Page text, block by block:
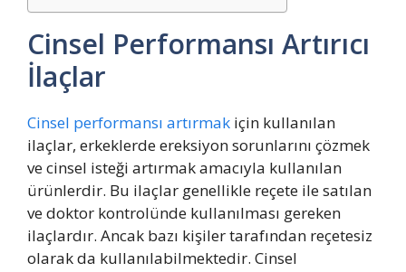
Cinsel Performansı Artırıcı
İlaçlar
Cinsel performansı artırmak için kullanılan
ilaçlar, erkeklerde ereksiyon sorunlarını çözmek
ve cinsel isteği artırmak amacıyla kullanılan
ürünlerdir. Bu ilaçlar genellikle reçete ile satılan
ve doktor kontrolünde kullanılması gereken
ilaçlardır. Ancak bazı kişiler tarafından reçetesiz
olarak da kullanılabilmektedir. Cinsel